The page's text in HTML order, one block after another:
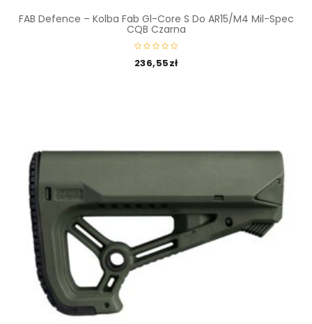
FAB Defence – Kolba Fab Gl-Core S Do AR15/M4 Mil-Spec
CQB Czarna
236,55zł